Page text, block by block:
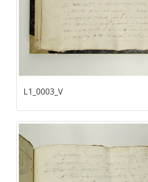
L1_0003_V